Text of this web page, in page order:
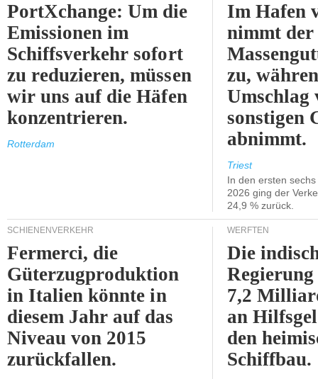
PortXchange: Um die
Emissionen im
Schiffsverkehr sofort
zu reduzieren, müssen
wir uns auf die Häfen
konzentrieren.
Rotterdam
Im Hafen
nimmt der
zu,
Umschlag
sonstigen
abnimmt.
Triest
In den ersten
2026 ging der
24,9 % zurück.
SCHIENENVERKEHR
Fermerci, die
Güterzugproduktion
in Italien könnte in
diesem Jahr auf das
Niveau von 2015
zurückfallen.
WERFTEN
Die
7,2
an
den
Schiffbau.